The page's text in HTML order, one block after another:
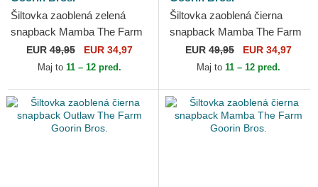
Šiltovka zaoblená zelená
snapback Mamba The Farm
Premium The Farm Goorin
EUR49,95 EUR 34,97
Maj to 11 – 12 pred.
Šiltovka zaoblená čierna
snapback Mamba The Farm
Premium The Farm Goorin
EUR 49,95 EUR 34,97
Maj to 11 – 12 pred.